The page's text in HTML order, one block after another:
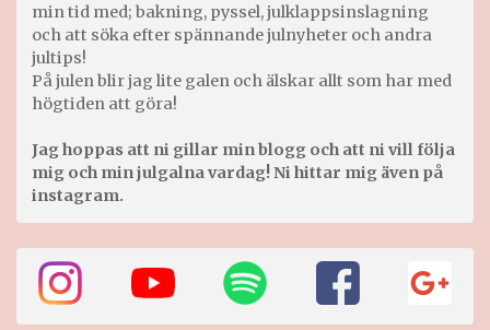
min tid med; bakning, pyssel, julklappsinslagning
och att söka efter spännande julnyheter och andra
jultips!
På julen blir jag lite galen och älskar allt som har med
högtiden att göra!
Jag hoppas att ni gillar min blogg och att ni vill följa
mig och min julgalna vardag! Ni hittar mig även på
instagram.